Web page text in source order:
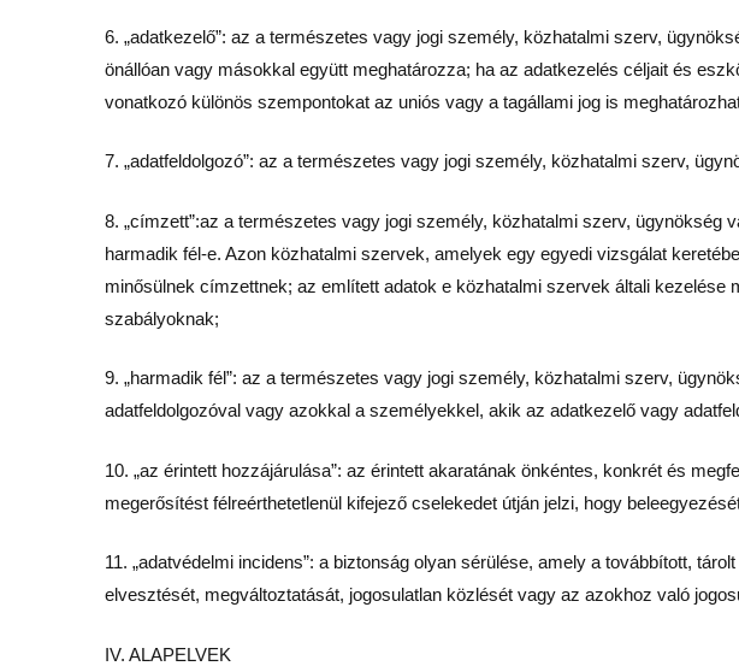
6. „adatkezelő”: az a természetes vagy jogi személy, közhatalmi szerv,
önállóan vagy másokkal együtt meghatározza; ha az adatkezelés céljait és
vonatkozó különös szempontokat az uniós vagy a tagállami jog is
7. „adatfeldolgozó”: az a természetes vagy jogi személy, közhatalmi szerv,
8. „címzett”:az a természetes vagy jogi személy, közhatalmi szerv,
harmadik fél-e. Azon közhatalmi szervek, amelyek egy egyedi vizsgálat
minősülnek címzettnek; az említett adatok e közhatalmi szervek általi
szabályoknak;
9. „harmadik fél”: az a természetes vagy jogi személy, közhatalmi szerv,
adatfeldolgozóval vagy azokkal a személyekkel, akik az adatkezelő vagy
10. „az érintett hozzájárulása”: az érintett akaratának önkéntes, konkrét és
megerősítést félreérthetetlenül kifejező cselekedet útján jelzi, hogy
11. „adatvédelmi incidens”: a biztonság olyan sérülése, amely a továbbított,
elvesztését, megváltoztatását, jogosulatlan közlését vagy az azokhoz való
IV. ALAPELVEK